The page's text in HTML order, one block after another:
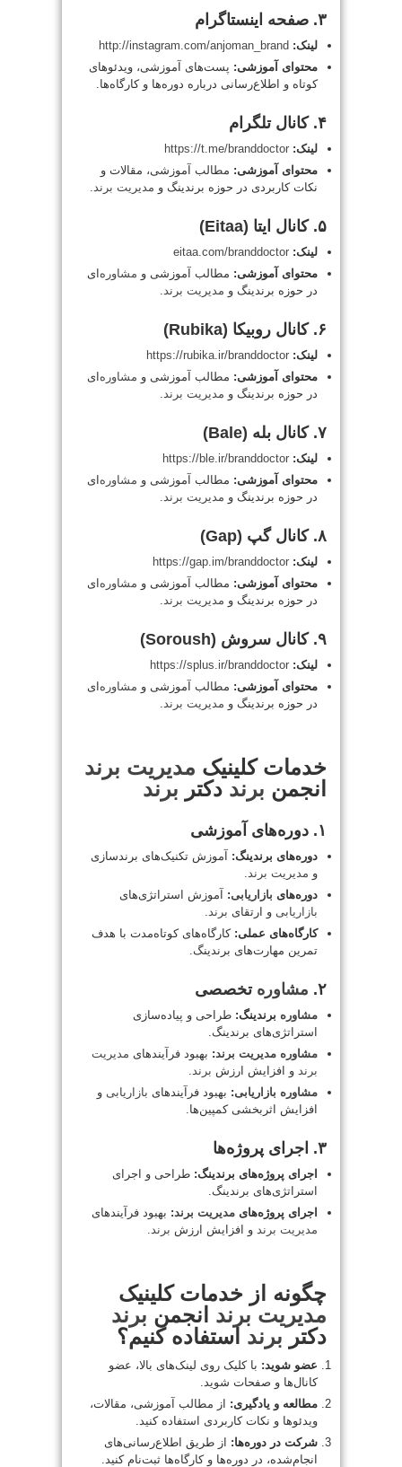
۳. صفحه اینستاگرام
لینک: http://instagram.com/anjoman_brand
محتوای آموزشی: پست‌های آموزشی، ویدئوهای
کوتاه و اطلاع‌رسانی درباره دوره‌ها و کارگاه‌ها.
۴. کانال تلگرام
لینک: https://t.me/branddoctor
محتوای آموزشی: مطالب آموزشی، مقالات و
نکات کاربردی در حوزه برندینگ و مدیریت برند
۵. کانال ایتا (Eitaa)
لینک: eitaa.com/branddoctor
محتوای آموزشی: مطالب آموزشی و مشاوره ‌ای
در حوزه برندینگ و مدیریت برند
۶. کانال روبیکا (Rubika)
لینک: https://rubika.ir/branddoctor
محتوای آموزشی: مطالب آموزشی و مشاوره ‌ای
در حوزه برندینگ و مدیریت برند
۷. کانال بله (Bale)
لینک: https://ble.ir/branddoctor
محتوای آموزشی: مطالب آموزشی و مشاوره ‌ای
در حوزه برندینگ و مدیریت برند
۸. کانال گپ (Gap)
لینک: https://gap.im/branddoctor
محتوای آموزشی: مطالب آموزشی و مشاوره ‌ای
در حوزه برندینگ و مدیریت برند
۹. کانال سروش (Soroush)
لینک: https://splus.ir/branddoctor
محتوای آموزشی: مطالب آموزشی و مشاوره ‌ای
در حوزه برندینگ و مدیریت برند
خدمات کلینیک مدیریت برند
انجمن برند دکتر برند
۱. دوره‌های آموزشی
دوره‌های برندینگ: آموزش تکنیک‌های برندسازی
و مدیریت برند
دوره‌های بازاریابی: آموزش استراتژی‌های
بازاریابی و ارتقای برند
کارگاه‌های عملی: کارگاه‌های کوتاه‌مدت با هدف
تمرین مهارت‌های برندینگ.
۲. مشاوره تخصصی
مشاوره برندینگ: طراحی و پیاده‌سازی
استراتژی‌های برندینگ.
مشاوره مدیریت برند: بهبود فرآیندهای مدیریت
برند و افزایش ارزش برند
مشاوره بازاریابی: بهبود فرآیندهای بازاریابی و
افزایش اثربخشی کمپین‌ها.
۳. اجرای پروژه‌ها
اجرای پروژه‌های برندینگ: طراحی و اجرای
استراتژی‌های برندینگ.
اجرای پروژه‌های مدیریت برند: بهبود فرآیندهای
مدیریت برند و افزایش ارزش برند
چگونه از خدمات کلینیک
مدیریت برند انجمن برند
دکتربرند استفاده کنیم؟
عضو شوید: با کلیک روی لینک‌های بالا، عضو
کانال‌ها و صفحات شوید.
مطالعه و یادگیری: از مطالب آموزشی، مقالات،
ویدئوها و نکات کاربردی استفاده کنید.
شرکت در دوره‌ها: از طریق اطلاع‌رسانی‌های
انجام‌شده، در دوره‌ها و کارگاه‌ها ثبت‌نام کنید.